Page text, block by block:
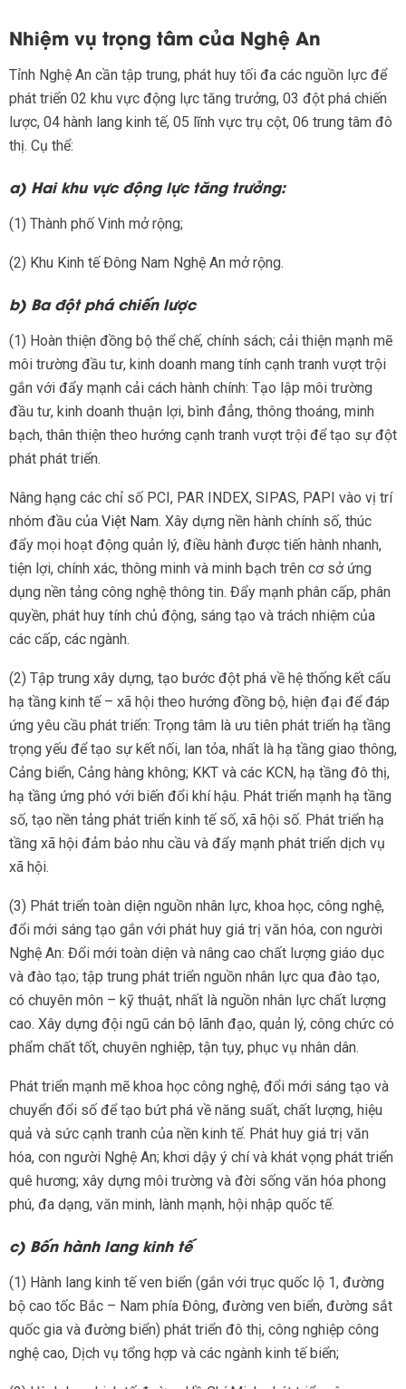
Nhiệm vụ trọng tâm của Nghệ An
Tỉnh Nghệ An cần tập trung, phát huy tối đa các nguồn lực để
phát triển 02 khu vực động lực tăng trưởng, 03 đột phá chiến
lược, 04 hành lang kinh tế, 05 lĩnh vực trụ cột, 06 trung tâm đô
thị. Cụ thể:
a) Hai khu vực động lực tăng trưởng:
(1) Thành phố Vinh mở rộng;
(2) Khu Kinh tế Đông Nam Nghệ An mở rộng.
b) Ba đột phá chiến lược
(1) Hoàn thiện đồng bộ thể chế, chính sách; cải thiện mạnh mẽ
môi trường đầu tư, kinh doanh mang tính cạnh tranh vượt trội
gắn với đẩy mạnh cải cách hành chính: Tạo lập môi trường
đầu tư, kinh doanh thuận lợi, bình đẳng, thông thoáng, minh
bạch, thân thiện theo hướng cạnh tranh vượt trội để tạo sự đột
phát phát triển.
Nâng hạng các chỉ số PCI, PAR INDEX, SIPAS, PAPI vào vị trí
nhóm đầu của Việt Nam. Xây dựng nền hành chính số, thúc
đẩy mọi hoạt động quản lý, điều hành được tiến hành nhanh,
tiện lợi, chính xác, thông minh và minh bạch trên cơ sở ứng
dụng nền tảng công nghệ thông tin. Đẩy mạnh phân cấp, phân
quyền, phát huy tính chủ động, sáng tạo và trách nhiệm của
các cấp, các ngành.
(2) Tập trung xây dựng, tạo bước đột phá về hệ thống kết cấu
hạ tầng kinh tế – xã hội theo hướng đồng bộ, hiện đại để đáp
ứng yêu cầu phát triển: Trọng tâm là ưu tiên phát triển hạ tầng
trọng yếu để tạo sự kết nối, lan tỏa, nhất là hạ tầng giao thông,
Cảng biển, Cảng hàng không; KKT và các KCN, hạ tầng đô thị,
hạ tầng ứng phó với biến đổi khí hậu. Phát triển mạnh hạ tầng
số, tạo nền tảng phát triển kinh tế số, xã hội số. Phát triển hạ
tầng xã hội đảm bảo nhu cầu và đẩy mạnh phát triển dịch vụ
xã hội.
(3) Phát triển toàn diện nguồn nhân lực, khoa học, công nghệ,
đổi mới sáng tạo gắn với phát huy giá trị văn hóa, con người
Nghệ An: Đổi mới toàn diện và nâng cao chất lượng giáo dục
và đào tạo; tập trung phát triển nguồn nhân lực qua đào tạo,
có chuyên môn – kỹ thuật, nhất là nguồn nhân lực chất lượng
cao. Xây dựng đội ngũ cán bộ lãnh đạo, quản lý, công chức có
phẩm chất tốt, chuyên nghiệp, tận tụy, phục vụ nhân dân.
Phát triển mạnh mẽ khoa học công nghệ, đổi mới sáng tạo và
chuyển đổi số để tạo bứt phá về năng suất, chất lượng, hiệu
quả và sức cạnh tranh của nền kinh tế. Phát huy giá trị văn
hóa, con người Nghệ An; khơi dậy ý chí và khát vọng phát triển
quê hương; xây dựng môi trường và đời sống văn hóa phong
phú, đa dạng, văn minh, lành mạnh, hội nhập quốc tế.
c) Bốn hành lang kinh tế
(1) Hành lang kinh tế ven biển (gắn với trục quốc lộ 1, đường
bộ cao tốc Bắc – Nam phía Đông, đường ven biển, đường sắt
quốc gia và đường biển) phát triển đô thị, công nghiệp công
nghệ cao, Dịch vụ tổng hợp và các ngành kinh tế biển;